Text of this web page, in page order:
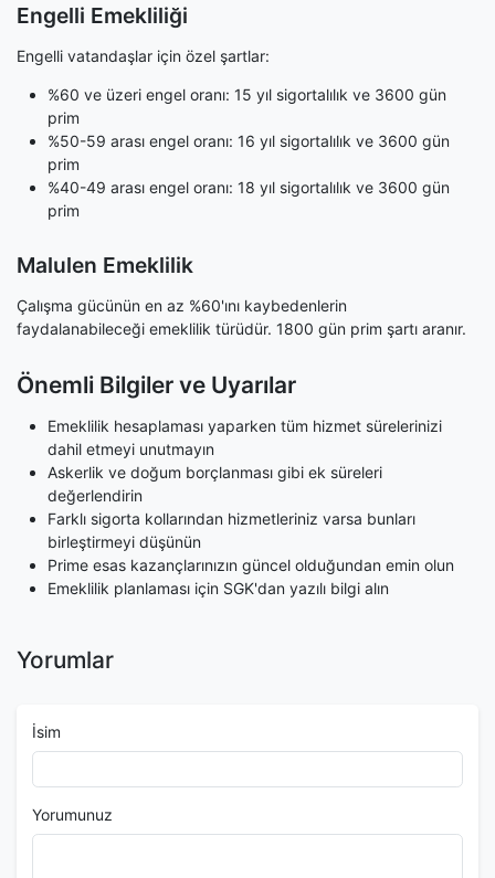
Engelli Emekliliği
Engelli vatandaşlar için özel şartlar:
%60 ve üzeri engel oranı: 15 yıl sigortalılık ve 3600 gün
prim
%50-59 arası engel oranı: 16 yıl sigortalılık ve 3600 gün
prim
%40-49 arası engel oranı: 18 yıl sigortalılık ve 3600 gün
prim
Malulen Emeklilik
Çalışma gücünün en az %60'ını kaybedenlerin
faydalanabileceği emeklilik türüdür. 1800 gün prim şartı aranır.
Önemli Bilgiler ve Uyarılar
Emeklilik hesaplaması yaparken tüm hizmet sürelerinizi
dahil etmeyi unutmayın
Askerlik ve doğum borçlanması gibi ek süreleri
değerlendirin
Farklı sigorta kollarından hizmetleriniz varsa bunları
birleştirmeyi düşünün
Prime esas kazançlarınızın güncel olduğundan emin olun
Emeklilik planlaması için SGK'dan yazılı bilgi alın
Yorumlar
İsim
Yorumunuz